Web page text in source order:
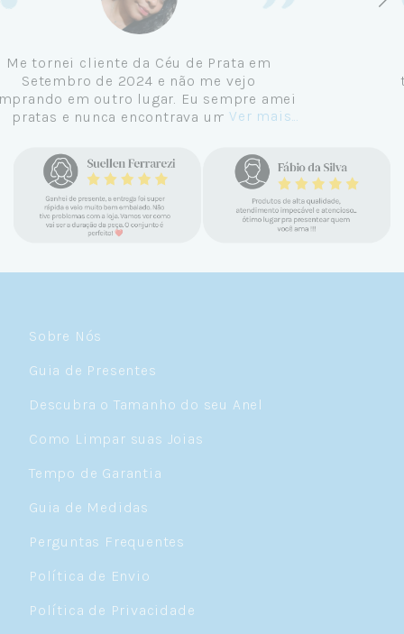
Me tornei cliente da Céu de Prata em
Setembro de 2024 e não me vejo
comprando em outro lugar. Eu sempre amei
pratas e nunca encontrava uma loja
encontrar a Céu. Atendimento
personalizado, verdadeiras jóias prata 925,
mimos e brindes incríveis. Virei cliente fiel
e amo demais as pratas que são lindas, tem
um brilho incrível e preço super justo. Fora
Ver mais...
Sobre Nós
Guia de Presentes
Descubra o Tamanho do seu Anel
Como Limpar suas Joias
Tempo de Garantia
Guia de Medidas
Perguntas Frequentes
Política de Envio
Política de Privacidade